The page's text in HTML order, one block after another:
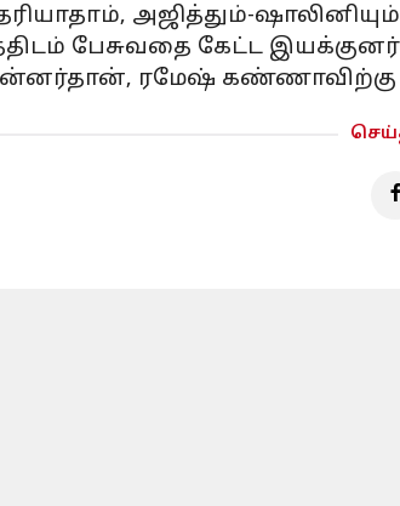
அஜித்தும்-
பேசுவதை கேட்ட
ரமேஷ் கண்ணாவிற்கு